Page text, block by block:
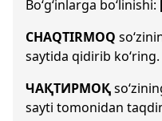
Bo‘g‘inlarga bo‘linishi:
CHAQTIRMOQ
saytida qidirib ko‘ring.
ЧАҚТИРМОҚ
sayti tomonidan